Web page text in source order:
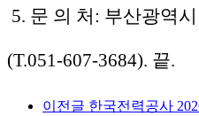
5. 문 의 처: 부산광역
(T.051-607-3684). 끝.
이전글 한국전력공사